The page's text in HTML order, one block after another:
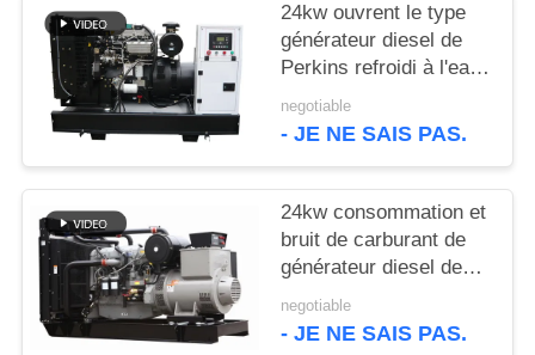
PRIVACY
POLICY
24kw ouvrent le type
générateur diesel de
Perkins refroidi à l'eau
avec le chapeau de
liquide réfrigérant
negotiable
- JE NE SAIS PAS.
24kw consommation et
bruit de carburant de
générateur diesel de
800kw Perkins à la bas
negotiable
- JE NE SAIS PAS.